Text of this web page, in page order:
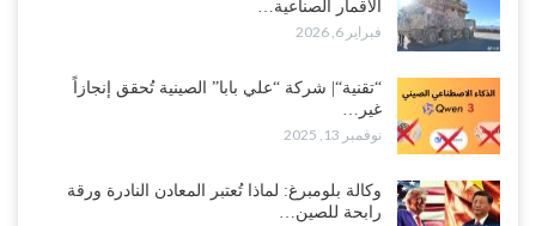
الأقمار الصناعية…
فبراير 6, 2026
“تقنية“| شركة “علي بابا” الصينية تُحقق إنجازاً
غير…
نوفمبر 13, 2025
وكالة بلومبرغ: لماذا تُعتبر المعادن النادرة ورقة
رابحة للصين…